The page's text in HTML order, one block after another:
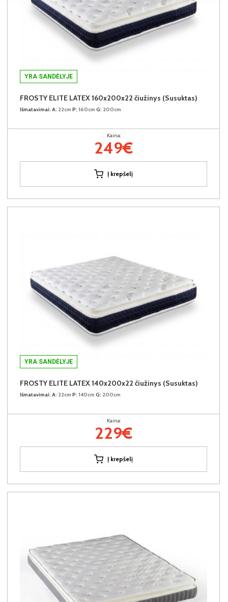
YRA SANDĖLYJE
FROSTY ELITE LATEX 160x200x22 čiužinys (Susuktas)
Išmatavimai: A: 22cm P: 160cm G: 200cm
Kaina:
249€
Į krepšelį
YRA SANDĖLYJE
FROSTY ELITE LATEX 140x200x22 čiužinys (Susuktas)
Išmatavimai: A: 22cm P: 140cm G: 200cm
Kaina:
229€
Į krepšelį